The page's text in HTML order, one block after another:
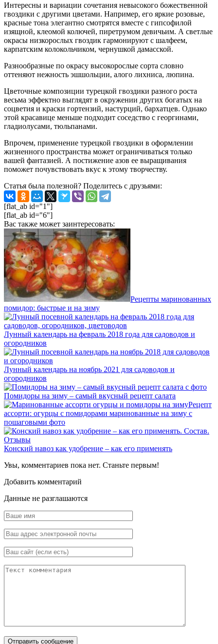
Интересны и вариации сочетания невысокого божественной
гвоздики с другими цветами. Например, его яркие розовые,
красные тона элегантно смотрятся вместе с гипсофилой
изящной, клеомой колючей, пиретрумом девичьим. А светлые
окрасы низкорослых гвоздик гармонируют с шалфеем,
карпатским колокольчиком, чернушкой дамасской.
Разнообразные по окрасу высокорослые сорта словно
оттеняют нежность эшшольции, алого лихниса, люпина.
Цветочные композиции турецкой гвоздики разного роста
весьма эффектно выглядят в окружении других богатых на
соцветия и краски гортензий, настурций, бархатцев. Однако
этой красавице меньше подходит соседство с георгинами,
гладиолусами, тюльпанами.
Впрочем, применение турецкой гвоздики в оформлении
жизненного пространства может ограничиваться только
вашей фантазией. А постижение азов ее выращивания
поможет почувствовать вкус к этому творчеству.
Статья была полезной? Поделитесь с друзьями:
[flat_ab id="1"]
[flat_ab id="6"]
Вас также может заинтересовать:
Рецепты маринованных
помидор: быстрые и на зиму
Лунный календарь на февраль 2018 года для садоводов и
огородников
Лунный календарь на ноябрь 2021 для садоводов и
огородников
Помидоры на зиму – самый вкусный рецепт салата
Рецепт
ассорти: огурцы с помидорами маринованные на зиму с
пошаговыми фото
Конский навоз как удобрение – как его применять
Увы, комментариев пока нет. Станьте первым!
Добавить комментарий
Данные не разглашаются